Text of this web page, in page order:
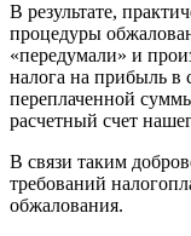
В результате,
процедуры
«передумали» и
налога на прибыль
переплаченной
расчетный счет
В связи таким
требований
обжалования.